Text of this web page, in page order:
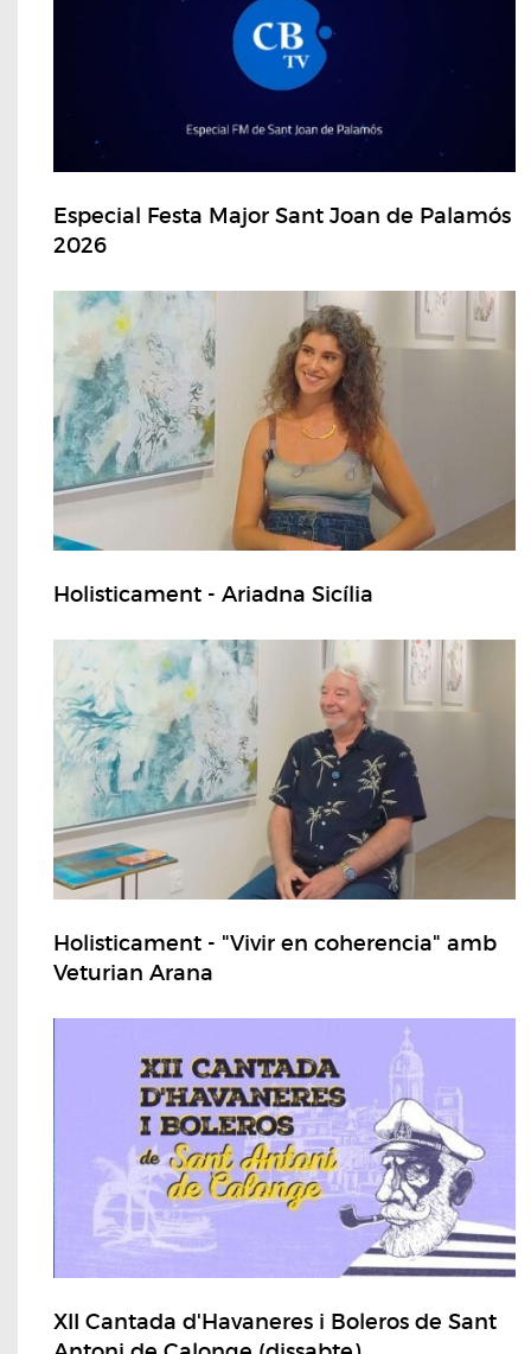
Especial Festa Major Sant Joan de Palamós
2026
Holisticament - Ariadna Sicília
Holisticament - "Vivir en coherencia" amb
Veturian Arana
XII Cantada d'Havaneres i Boleros de Sant